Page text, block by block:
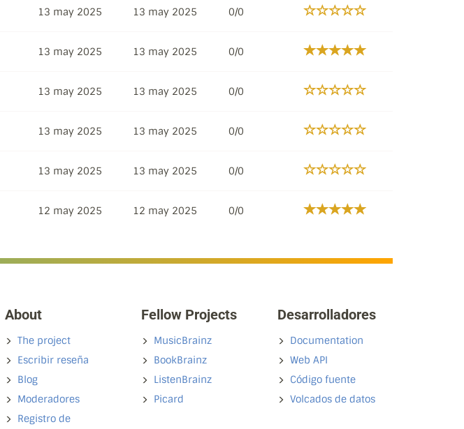
13 may 2025 13 may 2025 0/0
13 may 2025 13 may 2025 0/0
13 may 2025 13 may 2025 0/0
13 may 2025 13 may 2025 0/0
13 may 2025 13 may 2025 0/0
12 may 2025 12 may 2025 0/0
About
The project
Escribir reseña
Blog
Moderadores
Registro de
Fellow Projects
MusicBrainz
BookBrainz
ListenBrainz
Picard
Desarrolladores
Documentation
Web API
Código fuente
Volcados de datos